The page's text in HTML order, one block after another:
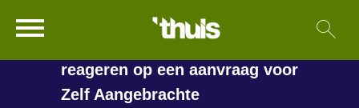
Naar de homepage
Ga naar Hoofd
langer duren voordat we
reageren op een aanvraag voor
Zelf Aangebrachte